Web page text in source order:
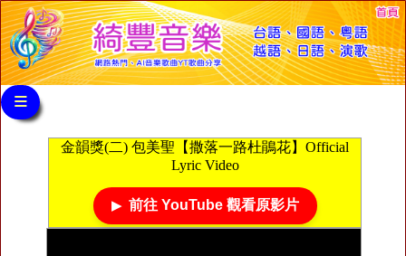
≡
金韻獎(二) 包美聖【撒落一路杜鵑花】Official
Lyric Video
前往 YouTube 觀看原影片